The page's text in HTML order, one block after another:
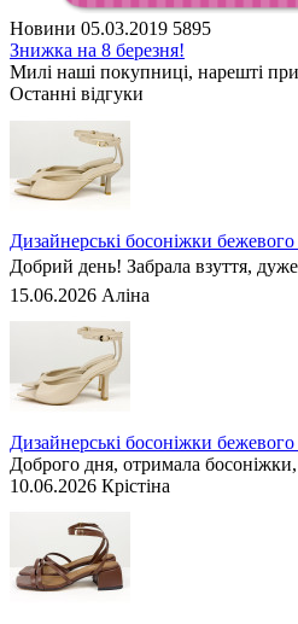
Новини 05.03.2019 5895
Знижка на 8 березня!
Милі наші покупниці, нарешті
Останні відгуки
Дизайнерські босоніжки
Добрий день! Забрала взуття,
15.06.2026 Аліна
Дизайнерські босоніжки бежевого
Доброго дня, отримала босоніжки,
10.06.2026 Крістіна